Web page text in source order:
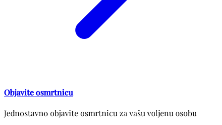
Objavite osmrtnicu
Jednostavno objavite osmrtnicu za vašu voljenu osobu